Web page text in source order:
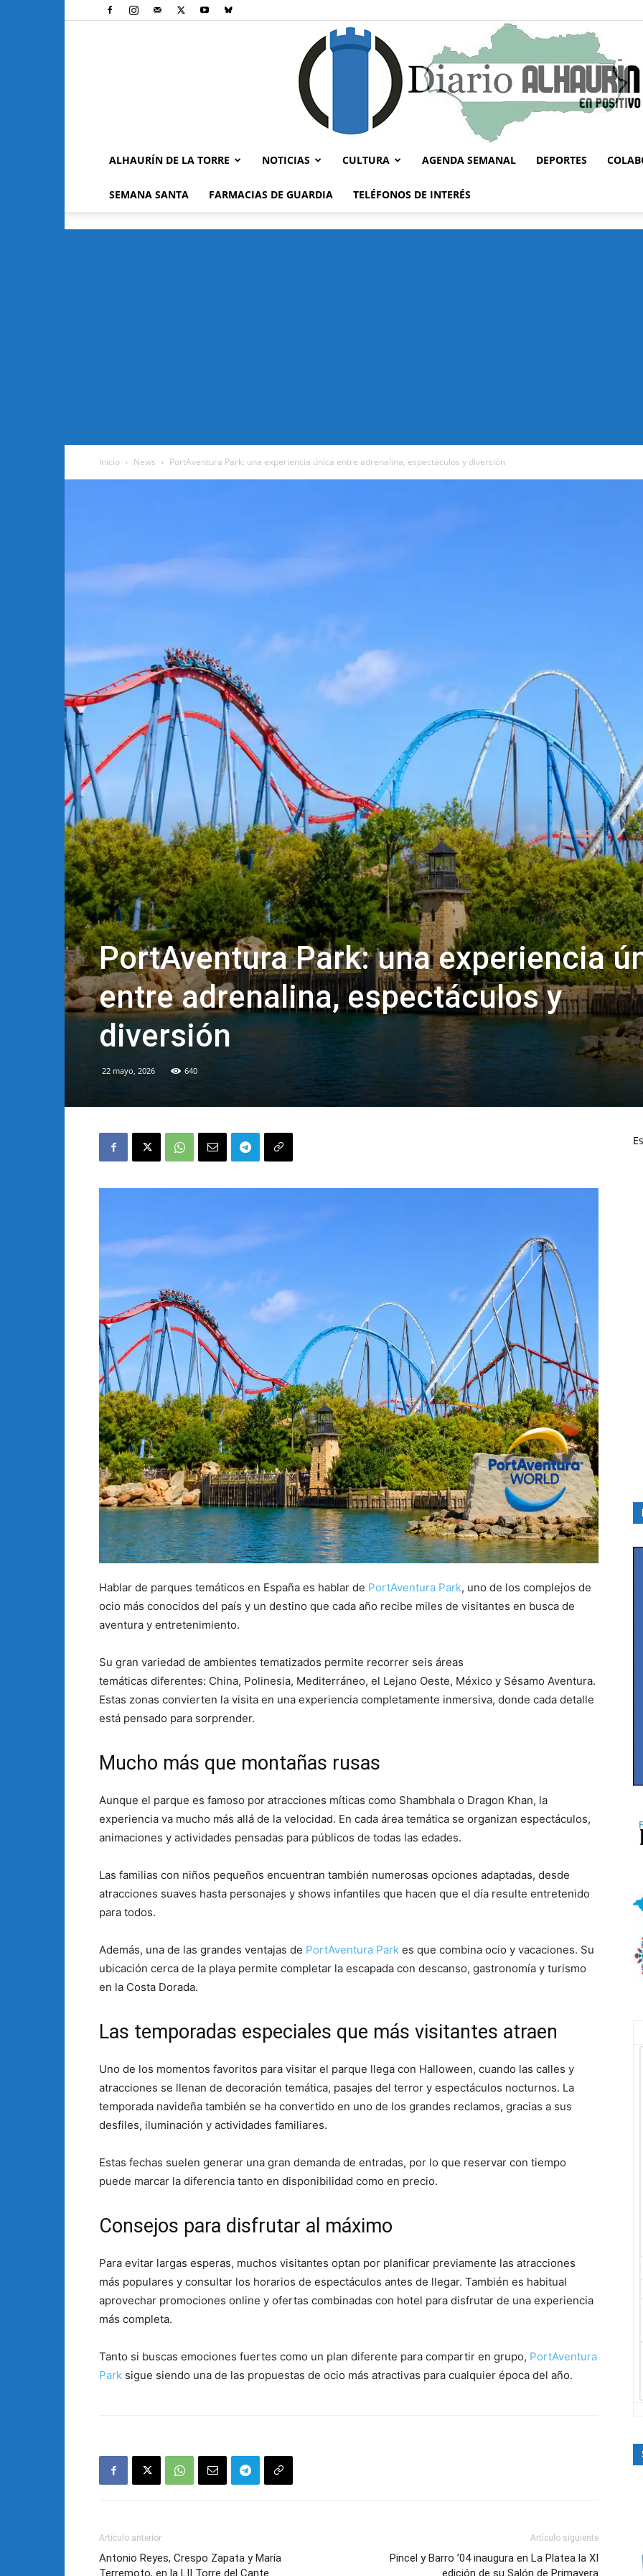
ALHAURÍN DE LA TORRE NOTICIAS CULTURA AGENDA SEMANAL DEPORTES
SEMANA SANTA FARMACIAS DE GUARDIA TELÉFONOS DE INTERÉS
Inicio News PortAventura Park: una experiencia única entre adrenalina, espectáculos y diversión
PortAventura Park: una experiencia
entre adrenalina, espectáculos y
diversión
22 mayo, 2026 640
Hablar de parques temáticos en España es hablar de PortAventura Park, uno de los complejos de
ocio más conocidos del país y un destino que cada año recibe miles de visitantes en busca de
aventura y entretenimiento.
Su gran variedad de ambientes tematizados permite recorrer seis áreas
temáticas diferentes: China, Polinesia, Mediterráneo, el Lejano Oeste, México y Sésamo Aventura.
Estas zonas convierten la visita en una experiencia completamente inmersiva, donde cada detalle
está pensado para sorprender.
Mucho más que montañas rusas
Aunque el parque es famoso por atracciones míticas como Shambhala o Dragon Khan, la
experiencia va mucho más allá de la velocidad. En cada área temática se organizan espectáculos,
animaciones y actividades pensadas para públicos de todas las edades.
Las familias con niños pequeños encuentran también numerosas opciones adaptadas, desde
atracciones suaves hasta personajes y shows infantiles que hacen que el día resulte entretenido
para todos.
Además, una de las grandes ventajas de PortAventura Park es que combina ocio y vacaciones. Su
ubicación cerca de la playa permite completar la escapada con descanso, gastronomía y turismo
en la Costa Dorada.
Las temporadas especiales que más visitantes atraen
Uno de los momentos favoritos para visitar el parque llega con Halloween, cuando las calles y
atracciones se llenan de decoración temática, pasajes del terror y espectáculos nocturnos. La
temporada navideña también se ha convertido en uno de los grandes reclamos, gracias a sus
desfiles, iluminación y actividades familiares.
Estas fechas suelen generar una gran demanda de entradas, por lo que reservar con tiempo
puede marcar la diferencia tanto en disponibilidad como en precio.
Consejos para disfrutar al máximo
Para evitar largas esperas, muchos visitantes optan por planificar previamente las atracciones
más populares y consultar los horarios de espectáculos antes de llegar. También es habitual
aprovechar promociones online y ofertas combinadas con hotel para disfrutar de una experiencia
más completa.
Tanto si buscas emociones fuertes como un plan diferente para compartir en grupo, PortAventura
Park sigue siendo una de las propuestas de ocio más atractivas para cualquier época del año.
Artículo anterior
Antonio Reyes, Crespo Zapata y María
Terremoto, en la LII Torre del Cante
Artículo siguiente
Pincel y Barro ’04 inaugura en La Platea la XI
edición de su Salón de Primavera